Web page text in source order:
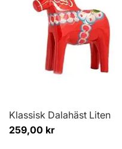
Klassisk Dalahäst Liten
259,00 kr